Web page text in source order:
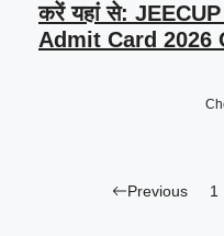
करें यहां से:
Admit Card 2026
Previous 1